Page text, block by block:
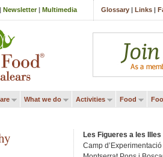
| Newsletter| Multimedia Glossary | Links |
What we do Activities Food
Les Figueres a les
Camp